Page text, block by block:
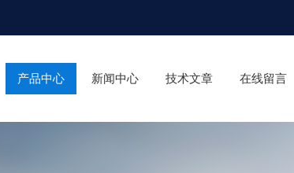
产品中心 新闻中心 技术文章 在线留言